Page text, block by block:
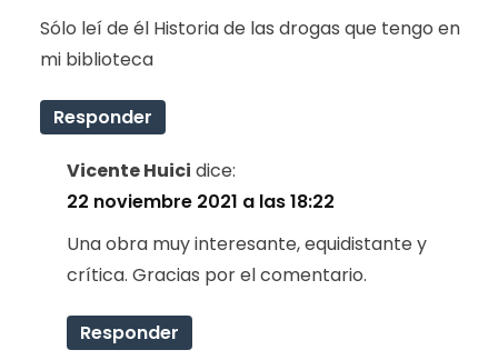
Sólo leí de él Historia de las drogas que tengo en
mi biblioteca
Responder
Vicente Huici dice:
22 noviembre 2021 a las 18:22
Una obra muy interesante, equidistante y
crítica. Gracias por el comentario.
Responder